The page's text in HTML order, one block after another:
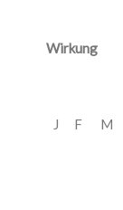
Wirkung
J F M